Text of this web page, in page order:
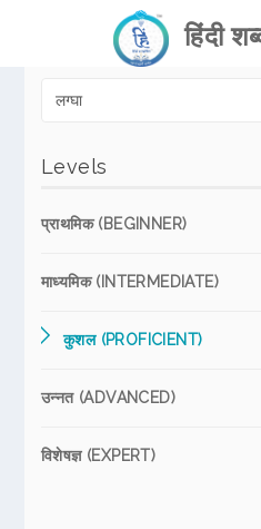
हिंदी
Levels
प्राथमिक (BEGINNER)
माध्यमिक (INTERMEDIATE)
कुशल (PROFICIENT)
उन्नत (ADVANCED)
विशेषज्ञ (EXPERT)